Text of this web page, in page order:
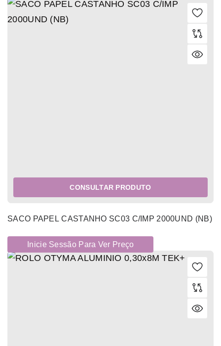
CONSULTAR PRODUTO
SACO PAPEL CASTANHO SC03 C/IMP 2000UND (NB)
Inicie Sessão Para Ver Preço